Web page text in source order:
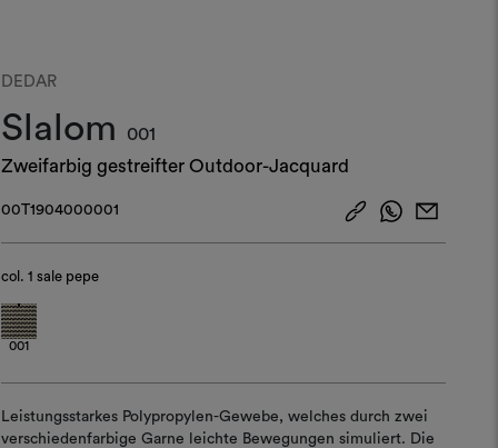
DEDAR
Slalom
001
Zweifarbig gestreifter Outdoor-Jacquard
00T1904000001
col. 1 sale pepe
001
Leistungsstarkes Polypropylen-Gewebe, welches durch zwei
verschiedenfarbige Garne leichte Bewegungen simuliert. Die